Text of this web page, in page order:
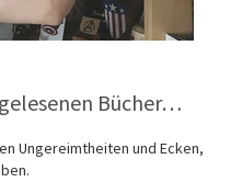
Bücher…
Ungereimtheiten und Ecken,